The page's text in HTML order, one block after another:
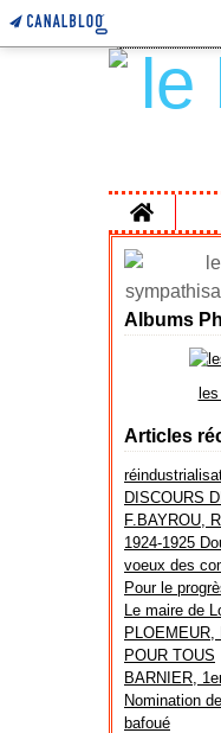
Home
Albums
Articles
DISCOURS
F.BAYROU,
1924-1925
voeux des
Pour le
Le maire de
POUR TOUS
BARNIER,
Nomination
bafoué